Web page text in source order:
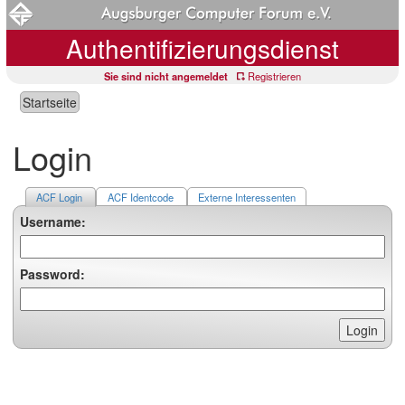
Authentifizierungsdienst
Sie sind nicht angemeldet Registrieren
Startseite
Login
ACF Login ACF Identcode Externe Interessenten
Username:
Password: